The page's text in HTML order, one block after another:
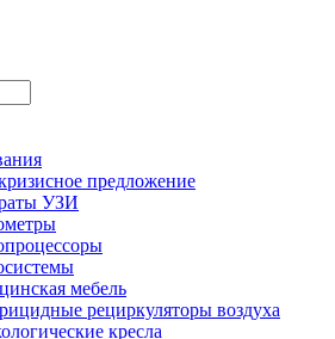
предложение
УЗИ
мебель
рециркуляторы воздуха
кресла